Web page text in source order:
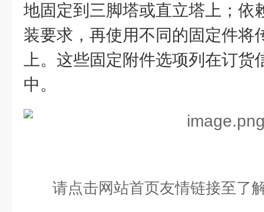
地固定到三脚塔或直立塔上；依
装要求，再使用不同的固定件将
上。这些固定附件选项列在订
中。
请点击网站首页友情链接至了